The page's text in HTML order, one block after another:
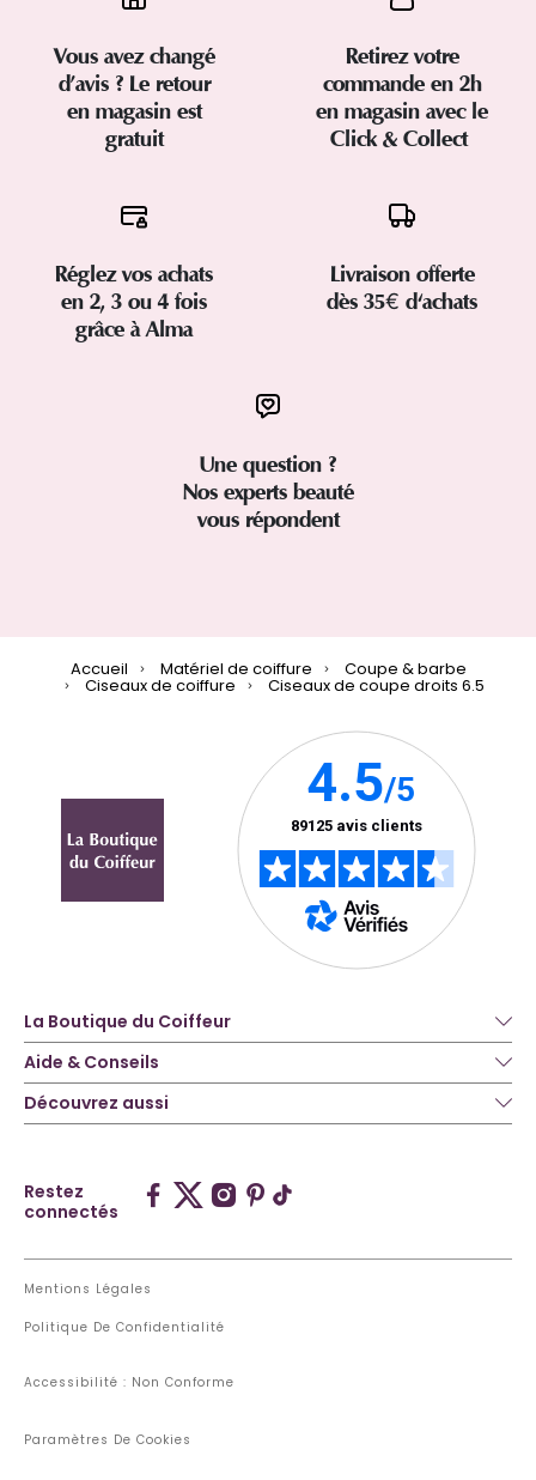
Vous avez changé
d’avis ? Le retour
en magasin est
gratuit
Retirez votre
commande en 2h
en magasin avec le
Click & Collect
Réglez vos achats
en 2, 3 ou 4 fois
grâce à Alma
Livraison offerte
dès 35€ d'achats
Une question ?
Nos experts beauté
vous répondent
Accueil Matériel de coiffure Coupe & barbe
Ciseaux de coiffure Ciseaux de coupe droits 6.5
La Boutique du Coiffeur
Aide & Conseils
Découvrez aussi
Restez
connectés
Mentions Légales
Politique De Confidentialité
Accessibilité : Non Conforme
Paramètres De Cookies